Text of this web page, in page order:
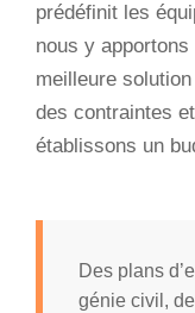
prédéfinit les
nous y
meilleure
des contraintes
établissons un
Des plans
génie civil,